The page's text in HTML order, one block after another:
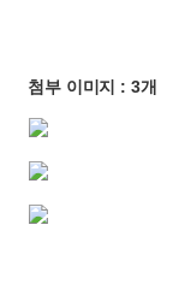
첨부 이미지 : 3개